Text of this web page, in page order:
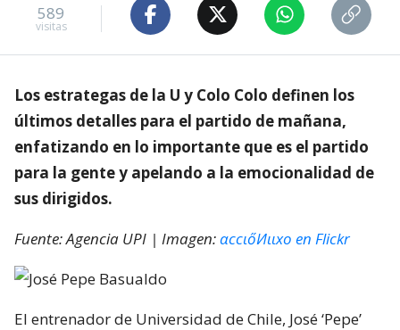
589
visitas
Los estrategas de la U y Colo Colo definen los
últimos detalles para el partido de mañana,
enfatizando en lo importante que es el partido
para la gente y apelando a la emocionalidad de
sus dirigidos.
Fuente: Agencia UPI | Imagen:αссιőИιιхο en Flickr
El entrenador de Universidad de Chile, José ‘Pepe’